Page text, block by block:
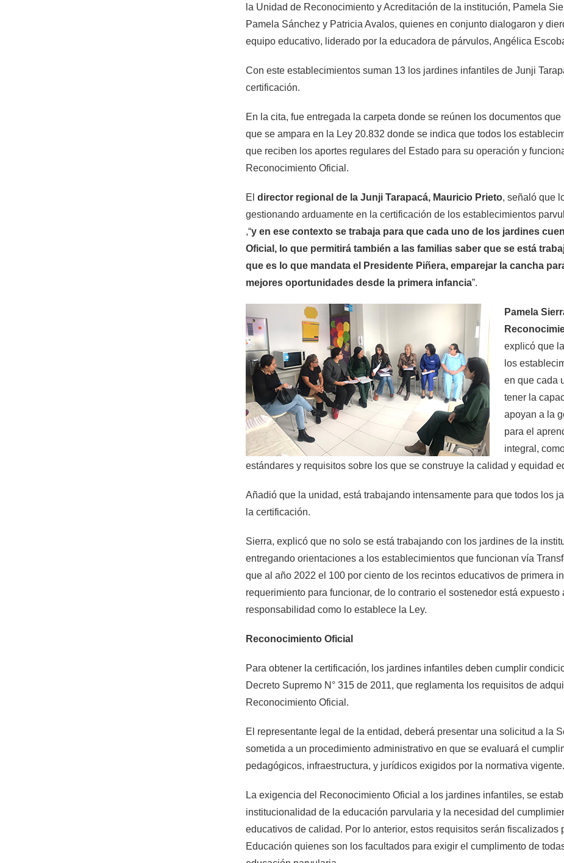
la Unidad de Reconocimiento y Acreditación de la institución, Pamela
Pamela Sánchez y Patricia Avalos, quienes en conjunto dialogaron y
equipo educativo, liderado por la educadora de párvulos, Angélica
Con este establecimientos suman 13 los jardines infantiles de Junji
certificación.
En la cita, fue entregada la carpeta donde se reúnen los documentos
que se ampara en la Ley 20.832 donde se indica que todos los
que reciben los aportes regulares del Estado para su operación y
Reconocimiento Oficial.
El director regional de la Junji Tarapacá, Mauricio Prieto, señaló que
gestionando arduamente en la certificación de los establecimientos
,“y en ese contexto se trabaja para que cada uno de los jardines
Oficial, lo que permitirá también a las familias saber que se está
que es lo que mandata el Presidente Piñera, emparejar la cancha
mejores oportunidades desde la primera infancia”.
Pamela
explicó que
los
en que cada
tener la
apoyan a la
para el
integral,
estándares y requisitos sobre los que se construye la calidad y equidad
Añadió que la unidad, está trabajando intensamente para que todos los
la certificación.
Sierra, explicó que no solo se está trabajando con los jardines de la
entregando orientaciones a los establecimientos que funcionan vía
que al año 2022 el 100 por ciento de los recintos educativos de primera
requerimiento para funcionar, de lo contrario el sostenedor está
responsabilidad como lo establece la Ley.
Reconocimiento Oficial
Para obtener la certificación, los jardines infantiles deben cumplir
Decreto Supremo N° 315 de 2011, que reglamenta los requisitos de
Reconocimiento Oficial.
El representante legal de la entidad, deberá presentar una solicitud a la
sometida a un procedimiento administrativo en que se evaluará el
pedagógicos, infraestructura, y jurídicos exigidos por la normativa vigente.
La exigencia del Reconocimiento Oficial a los jardines infantiles, se
institucionalidad de la educación parvularia y la necesidad del
educativos de calidad. Por lo anterior, estos requisitos serán fiscalizados
Educación quienes son los facultados para exigir el cumplimento de